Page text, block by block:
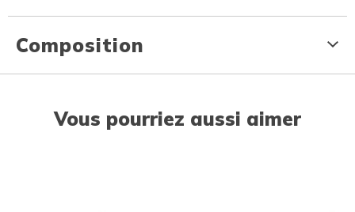
Composition
Vous pourriez aussi aimer